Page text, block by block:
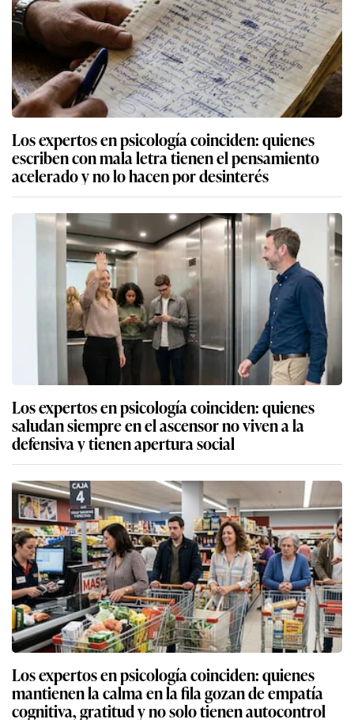
Los expertos en psicología coinciden: quienes
escriben con mala letra tienen el pensamiento
acelerado y no lo hacen por desinterés
Los expertos en psicología coinciden: quienes
saludan siempre en el ascensor no viven a la
defensiva y tienen apertura social
Los expertos en psicología coinciden: quienes
mantienen la calma en la fila gozan de empatía
cognitiva, gratitud y no solo tienen autocontrol